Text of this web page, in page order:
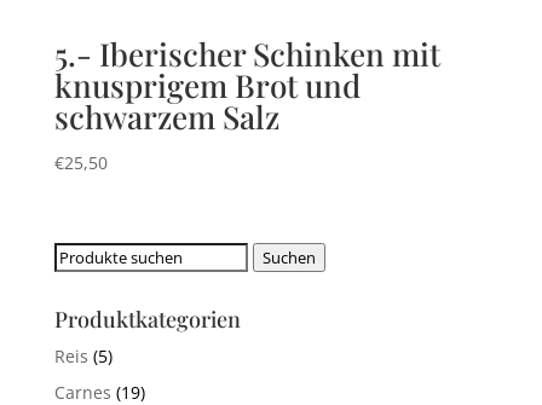
5.- Iberischer Schinken mit
knusprigem Brot und
schwarzem Salz
€25,50
Suchen
Suchen
Produktkategorien
Reis (5)
Carnes (19)